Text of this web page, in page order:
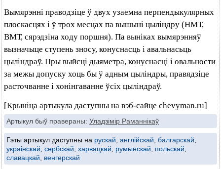
Вымярэнні праводзіце ў двух узаемна перпендыкулярных
плоскасцях і ў трох месцах па вышыні цыліндру (НМТ,
ВМТ, сярэдзіна ходу поршня). Па выніках вымярэнняў
вызначыце ступень зносу, конуснасць і авальнасьць
цыліндраў. Пры выйсці дыяметра, конуснасці і овальности
за межы допуску хоць бы ў адным цыліндры, правядзіце
расточванне і хонінгаванне ўсіх цыліндраў.
[Крыніца артыкула даступны на вэб-сайце chevyman.ru]
Артыкул быў правераны: Уладзімір Раманнікаў
Гэты артыкул даступны на рускай англійскай балгарскай
украінскай сербскай харвацкай румынскай польскай
славацкай
венгерскай